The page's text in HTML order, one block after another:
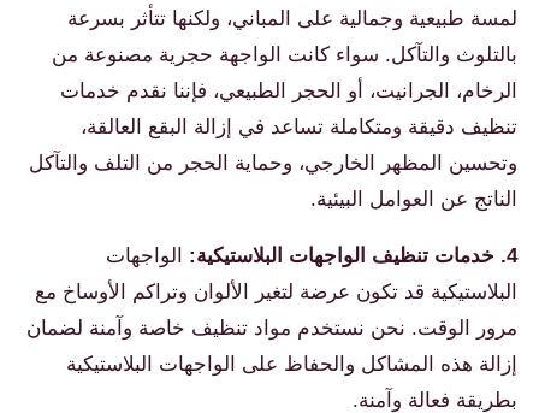
لمسة طبيعية وجمالية على المباني، ولكنها تتأثر بسرعة
بالتلوث والتآكل. سواء كانت الواجهة حجرية مصنوعة من
الرخام، الجرانيت، أو الحجر الطبيعي، فإننا نقدم خدمات
تنظيف دقيقة ومتكاملة تساعد في إزالة البقع العالقة،
وتحسين المظهر الخارجي، وحماية الحجر من التلف والتآكل
الناتج عن العوامل البيئية.
4. خدمات تنظيف الواجهات البلاستيكية:
الواجهات
البلاستيكية قد تكون عرضة لتغير الألوان وتراكم الأوساخ مع
مرور الوقت. نحن نستخدم مواد تنظيف خاصة وآمنة لضمان
إزالة هذه المشاكل والحفاظ على الواجهات البلاستيكية
بطريقة فعالة وآمنة.